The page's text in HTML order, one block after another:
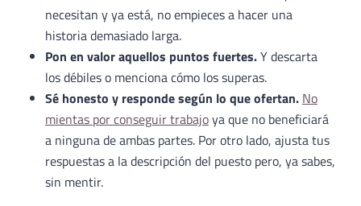
necesitan y ya está, no empieces a hacer una
historia demasiado larga.
Pon en valor aquellos puntos fuertes.Y descarta
los débiles o menciona cómo los superas.
Sé honesto y responde según lo que ofertan. No
mientas por conseguir trabajoya que no beneficiará
a ninguna de ambas partes. Por otro lado, ajusta tus
respuestas a la descripción del puesto pero, ya sabes,
sin mentir.